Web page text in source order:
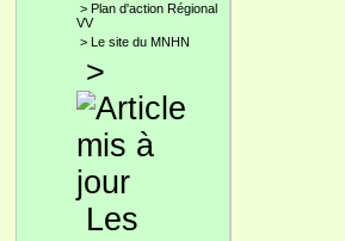
> Plan d'action Régional
VV
> Le site du MNHN
>
Les